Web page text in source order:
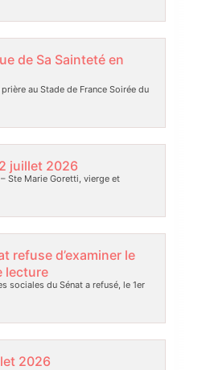
de Sa Sainteté en
au Stade de France Soirée du
juillet 2026
Ste Marie Goretti, vierge et
refuse d’examiner le
lecture
sociales du Sénat a refusé, le 1er
2026